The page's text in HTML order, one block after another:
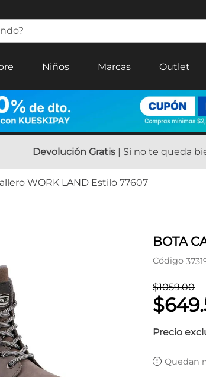
Niños Marcas Outlet
Devolución Gratis| Si no te queda
WORK LAND Estilo 77607
BOTA
Código
$1059.00
$649.
Precio
Quedan